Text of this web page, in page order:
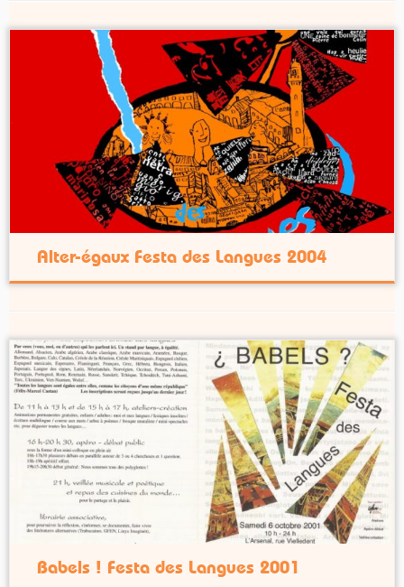
Alter-égaux Festa des Langues 2004
Babels ! Festa des Langues 2001